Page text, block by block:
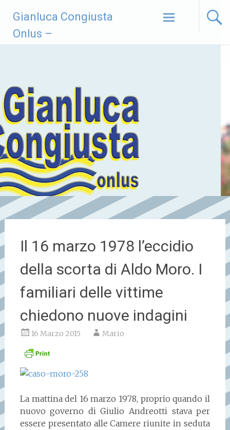
contenuto
Gianluca Congiusta
Onlus –
Il 16 marzo 1978 l’eccidio
della scorta di Aldo Moro. I
familiari delle vittime
chiedono nuove indagini
16 Marzo 2015 Mario
La mattina del 16 marzo 1978, proprio quando il
nuovo governo di Giulio Andreotti stava per
essere presentato alle Camere riunite in seduta